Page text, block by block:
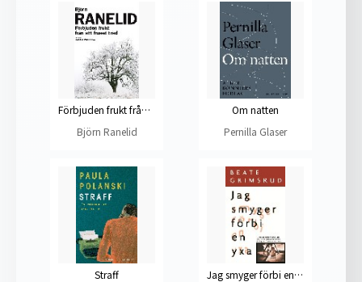
Förbjuden frukt från ett fruset träd
Björn Ranelid
Om natten
Pernilla Glaser
Straff
Jag smyger förbi en yxa